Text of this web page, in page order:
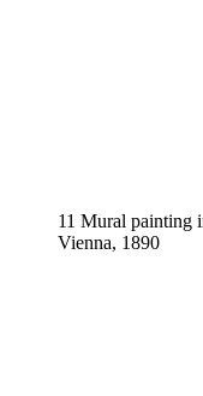
11 Mural painting
Vienna, 1890